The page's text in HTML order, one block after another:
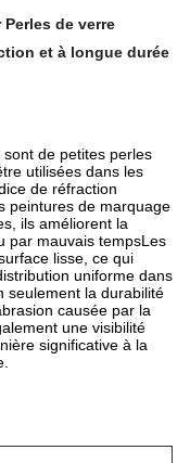
de verre
et à longue durée
de petites perles
utilisées dans les
de réfraction
peintures de marquage
ils améliorent la
par mauvais tempsLes
lisse, ce qui
uniforme dans
seulement la durabilité
causée par la
une visibilité
significative à la